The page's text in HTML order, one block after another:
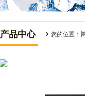
产品中心 您的位置：